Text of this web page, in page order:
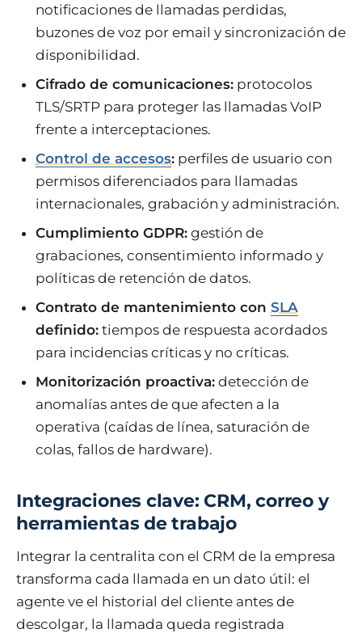
notificaciones de llamadas perdidas,
buzones de voz por email y sincronización de
disponibilidad.
Cifrado de comunicaciones: protocolos
TLS/SRTP para proteger las llamadas VoIP
frente a interceptaciones.
Control de accesos: perfiles de usuario con
permisos diferenciados para llamadas
internacionales, grabación y administración.
Cumplimiento GDPR: gestión de
grabaciones, consentimiento informado y
políticas de retención de datos.
Contrato de mantenimiento con SLA
definido: tiempos de respuesta acordados
para incidencias críticas y no críticas.
Monitorización proactiva: detección de
anomalías antes de que afecten a la
operativa (caídas de línea, saturación de
colas, fallos de hardware).
Integraciones clave: CRM, correo y
herramientas de trabajo
Integrar la centralita con el CRM de la empresa
transforma cada llamada en un dato útil: el
agente ve el historial del cliente antes de
descolgar, la llamada queda registrada